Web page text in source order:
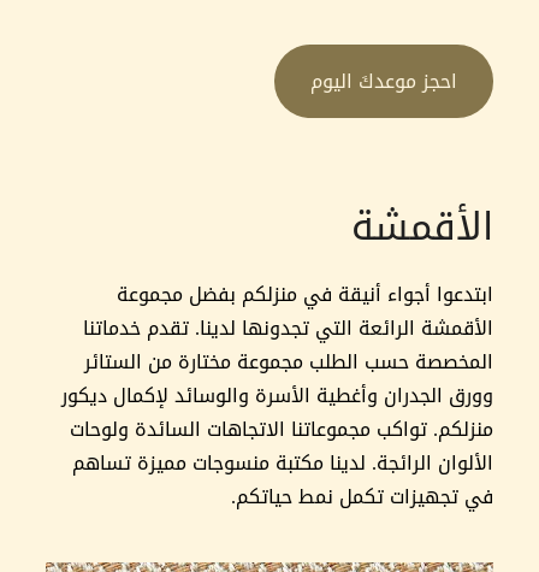
احجز موعدكَ اليوم
الأقمشة
ابتدعوا أجواء أنيقة في منزلكم بفضل مجموعة
الأقمشة الرائعة التي تجدونها لدينا. تقدم خدماتنا
المخصصة حسب الطلب مجموعة مختارة من الستائر
وورق الجدران وأغطية الأسرة والوسائد لإكمال ديكور
منزلكم. تواكب مجموعاتنا الاتجاهات السائدة ولوحات
الألوان الرائجة. لدينا مكتبة منسوجات مميزة تساهم
في تجهيزات تكمل نمط حياتكم.